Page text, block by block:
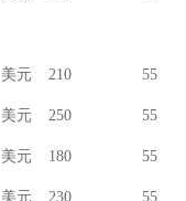
美元 210 55
美元 250 55
美元 180 55
美元 230 55